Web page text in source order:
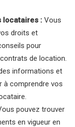
locataires : Vous
droits et
pour
de location.
informations et
à comprendre vos
pouvez trouver
en vigueur en